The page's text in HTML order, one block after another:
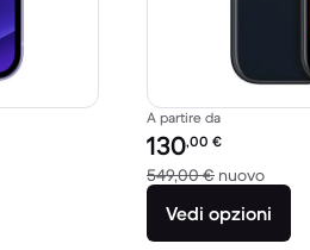
A partire da
Prezzo del
130,00 €
549,00 € nuovo
Vedi opzioni